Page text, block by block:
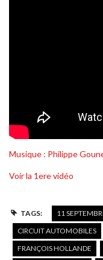
Musique : Philippe
Voir la 1ere vidéo
TAGS: 11
CIRCUIT AUTOMOBILES
FRANÇOIS HOLLANDE